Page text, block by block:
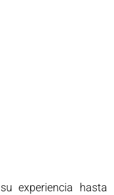
experiencia hasta